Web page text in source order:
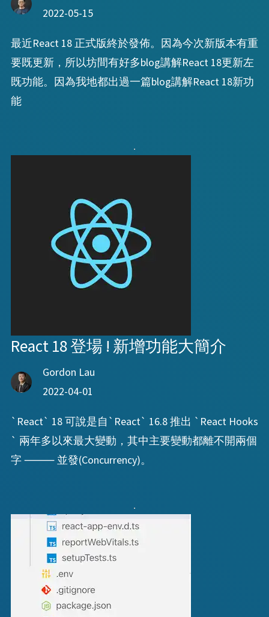
2022-05-15
最近React 18 正式版終於發佈。因為今次新版本有重
要既更新，所以坊間有好多blog講解React 18更新左
既功能。因為我地都出過一篇blog講解React 18新功
能
React 18 登場 ! 新增功能大簡介
Gordon Lau
2022-04-01
`React` 18 可說是自`React` 16.8 推出 `React Hooks
` 兩年多以來最大變動，其中主要變動都離不開兩個
字 ⸻ 並發(Concurrency)。